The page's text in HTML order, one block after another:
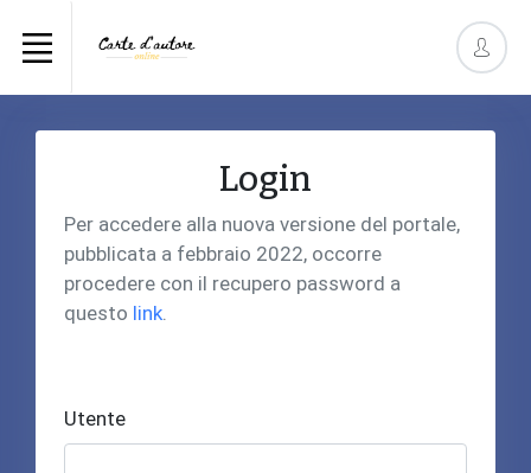
Login
Per accedere alla nuova versione del portale,
pubblicata a febbraio 2022, occorre
procedere con il recupero password a
questo link.
Utente